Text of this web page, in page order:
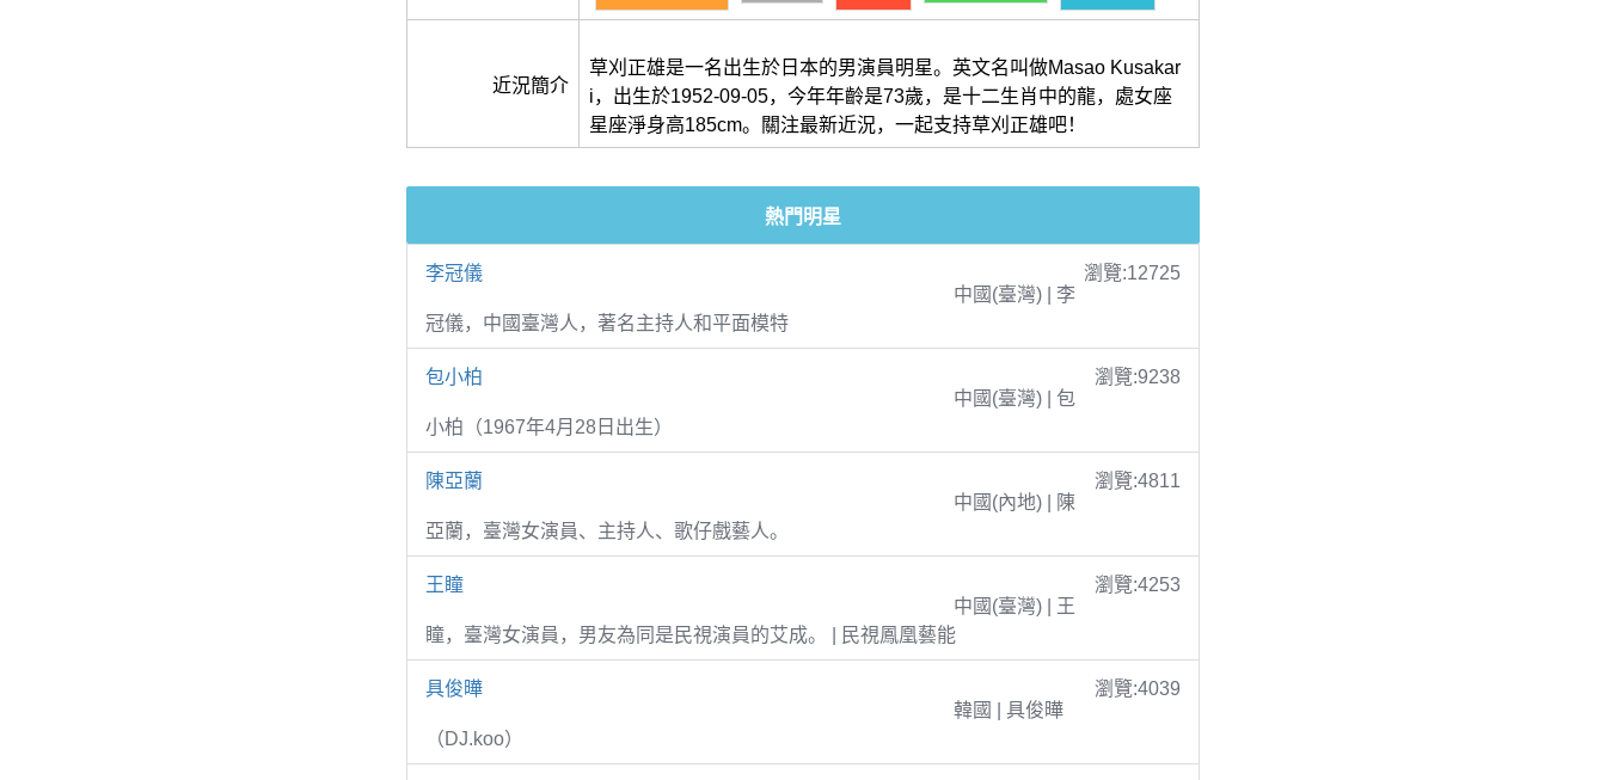
近況簡介
草刈正雄是一名出生於日本的男演員明星。英文名叫做Masao Kusakar
i，出生於1952-09-05，今年年齡是73歲，是十二生肖中的龍，處女座
星座淨身高185cm。關注最新近況，一起支持草刈正雄吧！
熱門明星
李冠儀
瀏覽:12725
中國(臺灣) | 李
冠儀，中國臺灣人，著名主持人和平面模特
包小柏
瀏覽:9238
中國(臺灣) | 包
小柏（1967年4月28日出生）
陳亞蘭
瀏覽:4811
中國(內地) | 陳
亞蘭，臺灣女演員、主持人、歌仔戲藝人。
王瞳
瀏覽:4253
中國(臺灣) | 王
瞳，臺灣女演員，男友為同是民視演員的艾成。 | 民視鳳凰藝能
具俊曄
瀏覽:4039
韓國 | 具俊曄
（DJ.koo）